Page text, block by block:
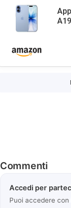
Commenti
Accedi per
Puoi accedere